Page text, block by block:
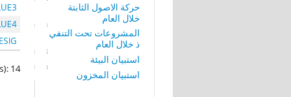
حركة الاصول الثابتة
خلال العام
المشروعات تحت التنفي
ذ خلال العام
استبيان البيئة
استبيان المخزون
14